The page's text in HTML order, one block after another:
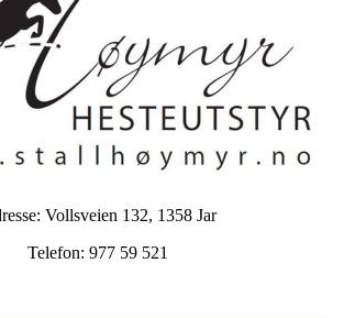
Vollsveien 132, 1358 Jar
Telefon: 977 59 521